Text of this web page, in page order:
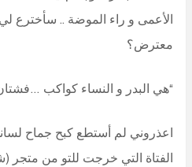
الأعمى و راء الموضة .. سأخترع
معترض؟
“هي البدر و النساء كواكب
اعذروني لم أستطع كبح جماح
الفتاة التي خرجت للتو من متجر